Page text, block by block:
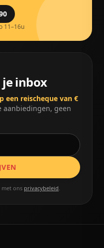
11–16u
je inbox
een reischeque van €
aanbiedingen, geen
met ons privacybeleid.